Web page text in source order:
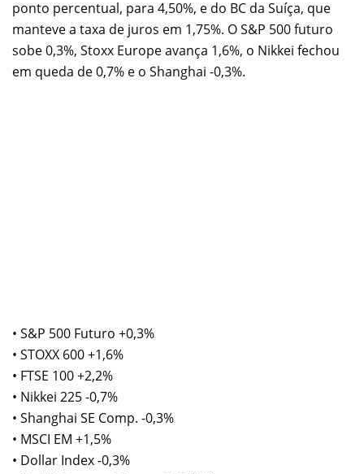
ponto percentual, para 4,50%, e do BC da Suíça, que
manteve a taxa de juros em 1,75%. O S&P 500 futuro
sobe 0,3%, Stoxx Europe avança 1,6%, o Nikkei fechou
em queda de 0,7% e o Shanghai -0,3%.
• S&P 500 Futuro +0,3%
• STOXX 600 +1,6%
• FTSE 100 +2,2%
• Nikkei 225 -0,7%
• Shanghai SE Comp. -0,3%
• MSCI EM +1,5%
• Dollar Index -0,3%